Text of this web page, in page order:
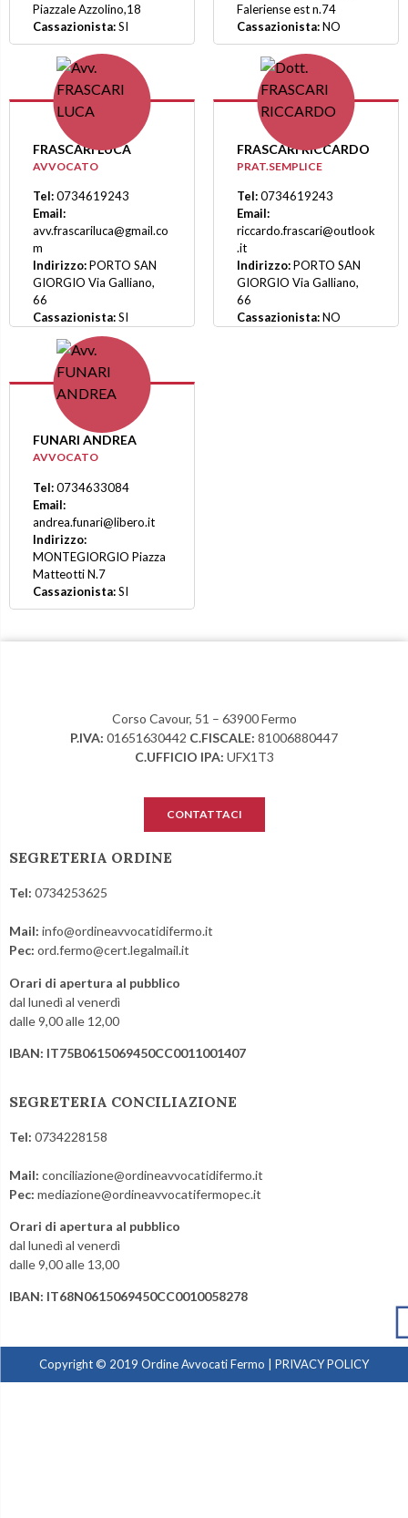
Piazzale Azzolino,18
Cassazionista:SI
Faleriense est n.74
Cassazionista:NO
FRASCARI LUCA
AVVOCATO
Tel:0734619243
Email:
avv.frascariluca@gmail.co
m
Indirizzo:PORTO SAN
GIORGIO Via Galliano,
66
Cassazionista:SI
FRASCARI RICCARDO
PRAT.SEMPLICE
Tel:0734619243
Email:
riccardo.frascari@outlook
.it
Indirizzo:PORTO SAN
GIORGIO Via Galliano,
66
Cassazionista:NO
FUNARI ANDREA
AVVOCATO
Tel:0734633084
Email:
andrea.funari@libero.it
Indirizzo:
MONTEGIORGIO Piazza
Matteotti N.7
Cassazionista:SI
Corso Cavour, 51 – 63900 Fermo
P.IVA: 01651630442 C.FISCALE: 81006880447
C.UFFICIO IPA: UFX1T3
CONTATTACI
SEGRETERIA ORDINE
Tel: 0734253625
Mail: info@ordineavvocatidifermo.it
Pec: ord.fermo@cert.legalmail.it
Orari di apertura al pubblico
dal lunedì al venerdì
dalle 9,00 alle 12,00
IBAN: IT75B0615069450CC0011001407
SEGRETERIA CONCILIAZIONE
Tel: 0734228158
Mail: conciliazione@ordineavvocatidifermo.it
Pec: mediazione@ordineavvocatifermopec.it
Orari di apertura al pubblico
dal lunedì al venerdì
dalle 9,00 alle 13,00
IBAN: IT68N0615069450CC0010058278
Copyright © 2019 Ordine Avvocati Fermo | PRIVACY POLICY